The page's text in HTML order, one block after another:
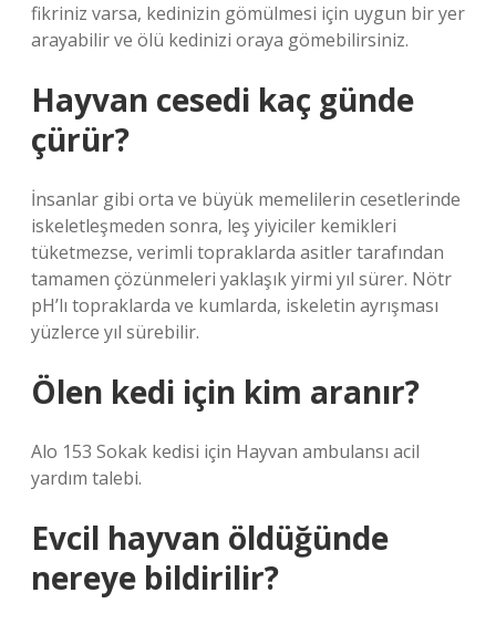
fikriniz varsa, kedinizin gömülmesi için uygun bir yer
arayabilir ve ölü kedinizi oraya gömebilirsiniz.
Hayvan cesedi kaç günde
çürür?
İnsanlar gibi orta ve büyük memelilerin cesetlerinde
iskeletleşmeden sonra, leş yiyiciler kemikleri
tüketmezse, verimli topraklarda asitler tarafından
tamamen çözünmeleri yaklaşık yirmi yıl sürer. Nötr
pH’lı topraklarda ve kumlarda, iskeletin ayrışması
yüzlerce yıl sürebilir.
Ölen kedi için kim aranır?
Alo 153 Sokak kedisi için Hayvan ambulansı acil
yardım talebi.
Evcil hayvan öldüğünde
nereye bildirilir?